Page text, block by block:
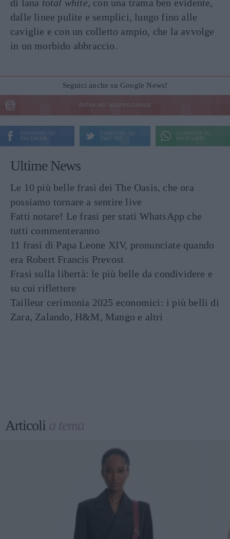
di lana total white, con una trama ben evidente,
dalle linee pulite e semplici, lungo fino alle
caviglie e con un colletto ampio, che la avvolge
in un morbido abbraccio.
Seguici anche su Google News!
ENTRA NEL NOSTRO CANALE
CONDIVIDI SU
FACEBOOK
CONDIVIDI SU
TWITTER
CONDIVIDI SU
WHATSAPP
Ultime News
Le 10 più belle frasi dei The Oasis, che ora
possiamo tornare a sentire live
Fatti notare! Le frasi per stati WhatsApp che
tutti commenteranno
11 frasi di Papa Leone XIV, pronunciate quando
era Robert Francis Prevost
Frasi sulla libertà: le più belle da condividere e
su cui riflettere
Tailleur cerimonia 2025 economici: i più belli di
Zara, Zalando, H&M, Mango e altri
Articoli a tema